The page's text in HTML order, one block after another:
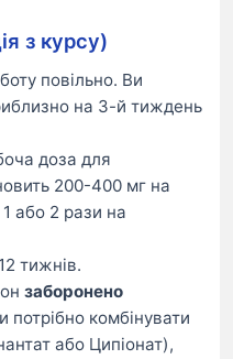
з курсу)
повільно. Ви
на 3-й тиждень
доза для
200-400 мг на
або 2 рази на
тижнів.
заборонено
комбінувати
або Ципіонат),